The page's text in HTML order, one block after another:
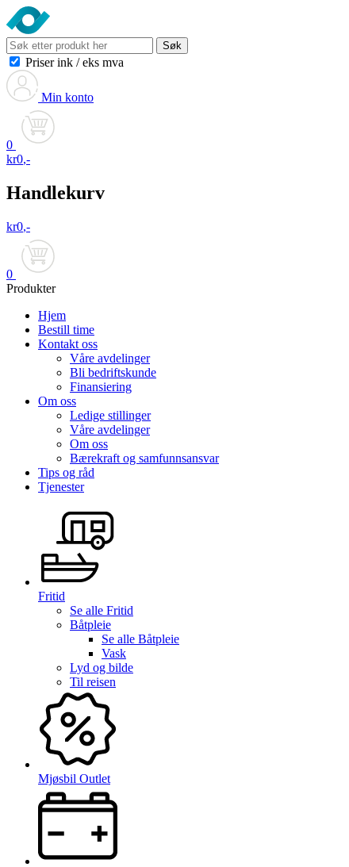
Søk
Priser ink / eks mva
Min konto
0
kr0,-
Handlekurv
kr0,-
0
Produkter
Hjem
Bestill time
Kontakt oss
Våre avdelinger
Bli bedriftskunde
Finansiering
Om oss
Ledige stillinger
Våre avdelinger
Om oss
Bærekraft og samfunnsansvar
Tips og råd
Tjenester
Fritid
Se alle Fritid
Båtpleie
Se alle Båtpleie
Vask
Lyd og bilde
Til reisen
Mjøsbil Outlet